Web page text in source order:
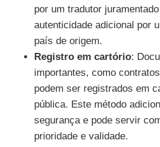
por um tradutor
autenticidade adicional por
país de origem.
Registro em cartório:
importantes, como
podem ser registrados em
pública. Este método
segurança e pode servir
prioridade e validade.